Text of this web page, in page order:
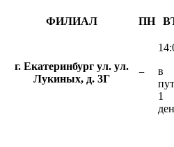
ФИЛИАЛ ПН
г. Екатеринбург ул. ул.
Лукиных, д. 3Г
−
в
1